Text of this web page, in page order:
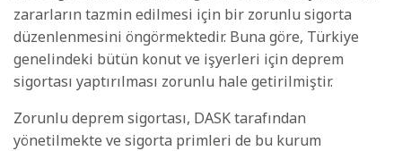
zararların tazmin edilmesi için bir zorunlu sigorta
düzenlenmesini öngörmektedir. Buna göre, Türkiye
genelindeki bütün konut ve işyerleri için deprem
sigortası yaptırılması zorunlu hale getirilmiştir.
Zorunlu deprem sigortası, DASK tarafından
yönetilmekte ve sigorta primleri de bu kurum